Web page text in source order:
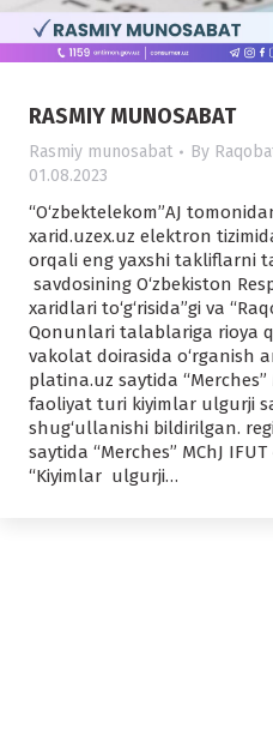
RASMIY MUNOSABAT
Rasmiy munosabat By
01.08.2023
“O‘zbektelekom”AJ
xarid.uzex.uz elektron
orqali eng yaxshi takliflarni
savdosining O‘zbekiston
xaridlari to‘g‘risida”gi va
Qonunlari talablariga rioya
vakolat doirasida o‘rganish
platina.uz saytida “Merches”
faoliyat turi kiyimlar ulgurji
shug‘ullanishi bildirilgan.
saytida “Merches” MChJ
“Kiyimlar ulgurji…